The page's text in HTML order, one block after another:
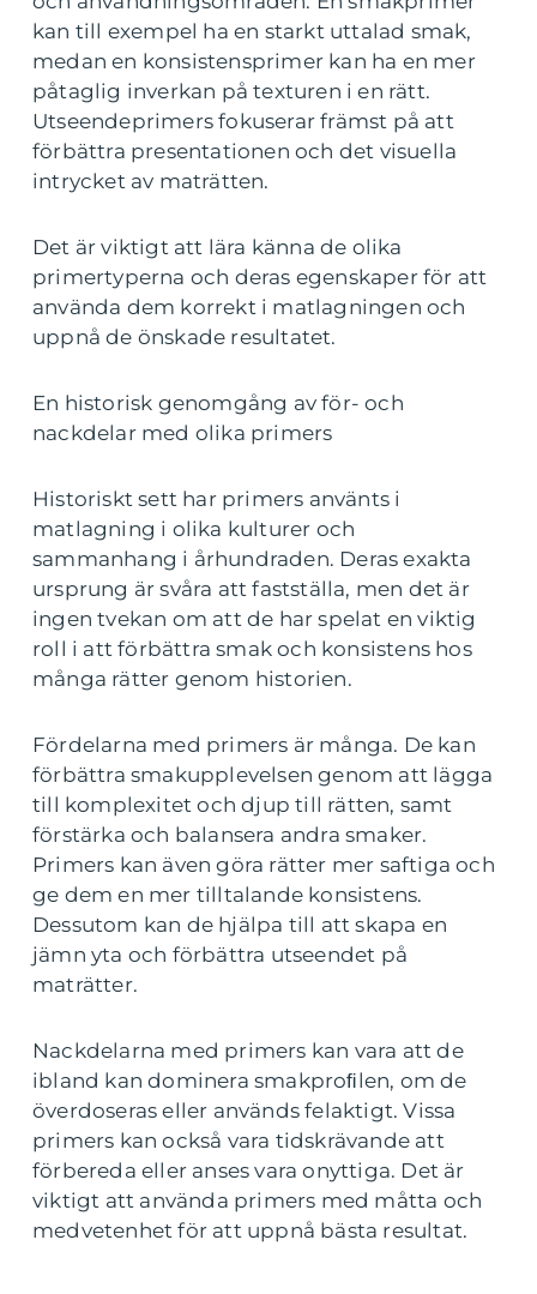
kan till exempel ha en starkt uttalad smak,
medan en konsistensprimer kan ha en mer
påtaglig inverkan på texturen i en rätt.
Utseendeprimers fokuserar främst på att
förbättra presentationen och det visuella
intrycket av maträtten.
Det är viktigt att lära känna de olika
primertyperna och deras egenskaper för att
använda dem korrekt i matlagningen och
uppnå de önskade resultatet.
En historisk genomgång av för- och
nackdelar med olika primers
Historiskt sett har primers använts i
matlagning i olika kulturer och
sammanhang i århundraden. Deras exakta
ursprung är svåra att fastställa, men det är
ingen tvekan om att de har spelat en viktig
roll i att förbättra smak och konsistens hos
många rätter genom historien.
Fördelarna med primers är många. De kan
förbättra smakupplevelsen genom att lägga
till komplexitet och djup till rätten, samt
förstärka och balansera andra smaker.
Primers kan även göra rätter mer saftiga och
ge dem en mer tilltalande konsistens.
Dessutom kan de hjälpa till att skapa en
jämn yta och förbättra utseendet på
maträtter.
Nackdelarna med primers kan vara att de
ibland kan dominera smakproﬁlen, om de
överdoseras eller används felaktigt. Vissa
primers kan också vara tidskrävande att
förbereda eller anses vara onyttiga. Det är
viktigt att använda primers med måtta och
medvetenhet för att uppnå bästa resultat.